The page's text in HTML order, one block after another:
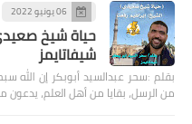
06 يونيو 2022
حياة شيخ
شيفاتايمز
بقلم :سحر عبدالسيد أبوبكر إن الله
من الرسل، بقايا من أهل العلم،